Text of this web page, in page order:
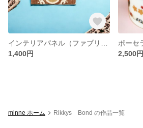
1,400円
2,500円
minne ホーム Rikkys Bond の作品一覧